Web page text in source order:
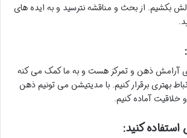
بکشیم. از بحث و مناقشه نترسید و به ایده های
آرامش ذهن و تمرکز هست و به ما کمک می کنه
بهتری برقرار کنیم. با مدیتیشن می تونیم ذهن
خلاقیت آماده کنیم.